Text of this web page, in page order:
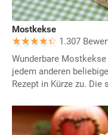
Mostkekse
1.307
Wunderbare
jedem anderen
Rezept in Kürze zu.